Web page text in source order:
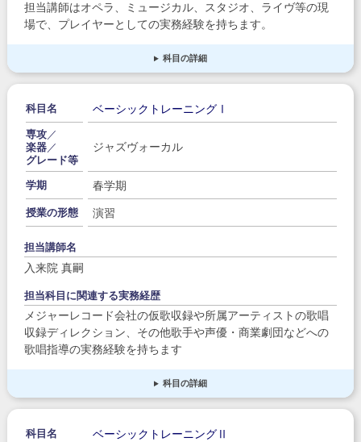
担当講師はオペラ、ミュージカル、スタジオ、ライヴ等の現
場で、プレイヤーとしての実務経験を持ちます。
科目の詳細
科目名 ベーシックトレーニングⅠ
専攻／
楽器／
グレード等
ジャズヴォーカル
学期 春学期
授業の形態 演習
担当講師名
入来院 真嗣
担当科目に関連する実務経歴
メジャーレコード会社の仮歌収録や所属アーティストの歌唱
収録ディレクション、その他歌手や声優・商業劇団などへの
歌唱指導の実務経験を持ちます
科目の詳細
科目名 ベーシックトレーニングⅡ